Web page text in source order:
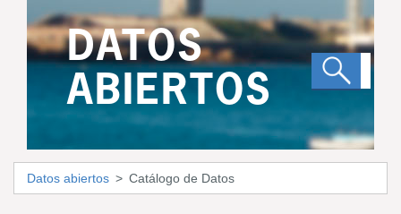
DATOS
ABIERTOS
Datos abiertos Catálogo de Datos